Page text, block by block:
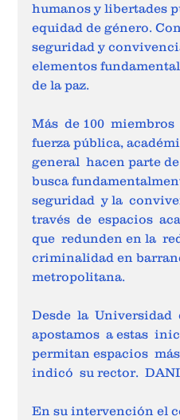
humanos y libertades
equidad de género.
seguridad y
elementos
de la paz.
Más  de 100
fuerza pública,
general  hacen parte
busca
seguridad  y la
través  de  espacios
que  redunden en la
criminalidad en
metropolitana.
Desde  la  Universidad
apostamos  a estas
permitan espacios
indicó  su rector.
En su intervención el